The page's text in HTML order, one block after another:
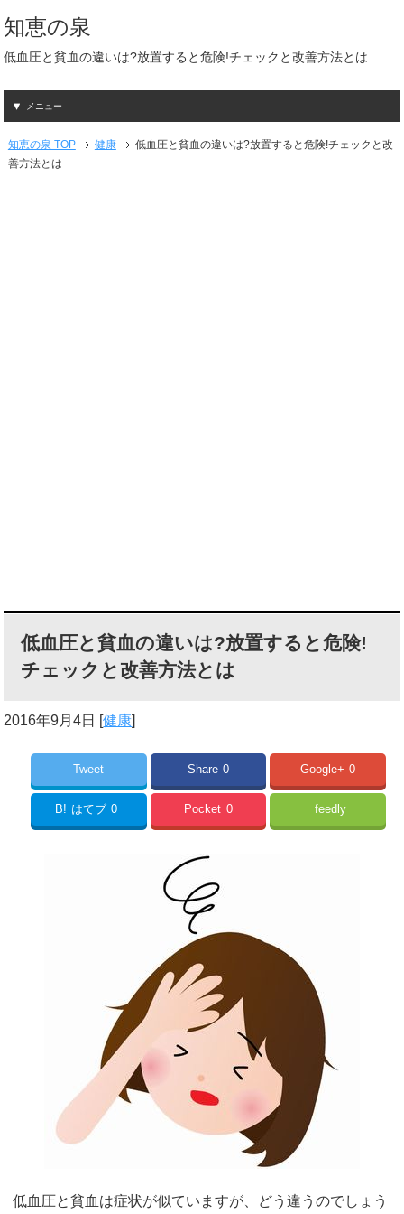
知恵の泉
低血圧と貧血の違いは?放置すると危険!チェックと改善方法とは
メニュー
知恵の泉 TOP 健康
低血圧と貧血の違いは?放置すると危険!チェックと改
善方法とは
低血圧と貧血の違いは?放置すると危険!
チェックと改善方法とは
2016年9月4日 [健康]
Tweet Share 0 Google+ 0
B! はてブ 0 Pocket 0 feedly
低血圧と貧血は症状が似ていますが、どう違うのでしょう